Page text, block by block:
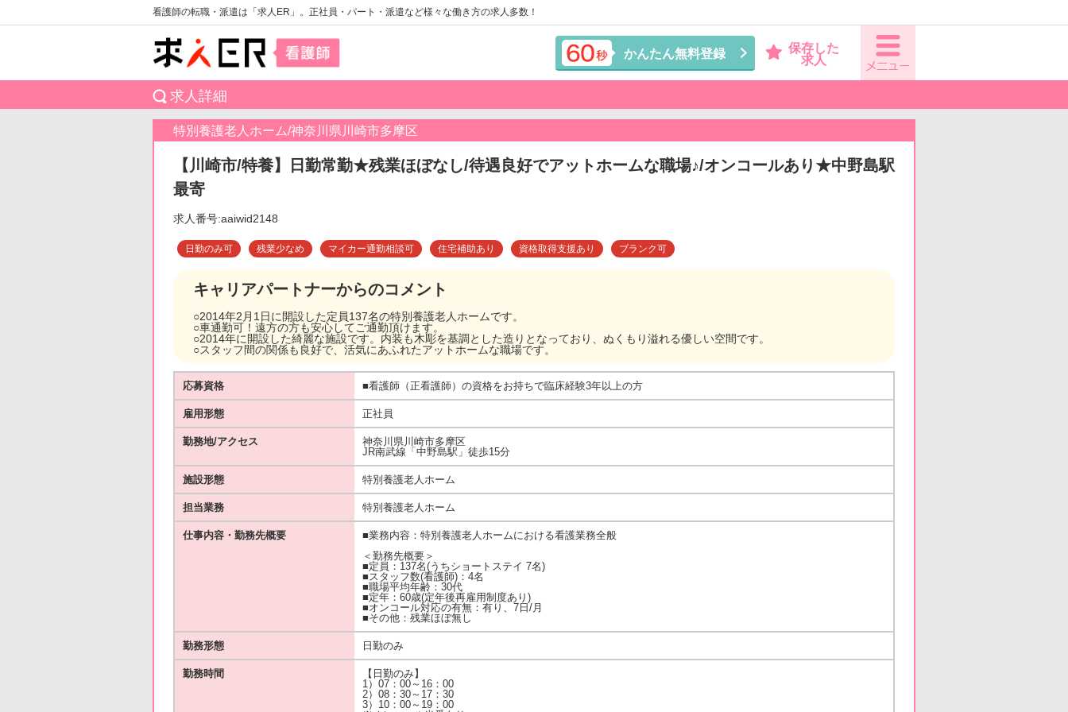
看護師の転職・派遣は「求人ER」。正社員・パート・派遣など様々な働き方の求人多数！
かんたん無料登録
保存した
求人
求人詳細
特別養護老人ホーム/神奈川県川崎市多摩区
【川崎市/特養】日勤常勤★残業ほぼなし/待遇良好でアットホームな職場♪/オンコールあり★中野島駅
最寄
求人番号:aaiwid2148
日勤のみ可 残業少なめ マイカー通勤相談可 住宅補助あり 資格取得支援あり ブランク可
キャリアパートナーからのコメント
○2014年2月1日に開設した定員137名の特別養護老人ホームです。
○車通勤可！遠方の方も安心してご通勤頂けます。
○2014年に開設した綺麗な施設です。内装も木彫を基調とした造りとなっており、ぬくもり溢れる優しい空間です。
○スタッフ間の関係も良好で、活気にあふれたアットホームな職場です。
応募資格 ■看護師（正看護師）の資格をお持ちで臨床経験3年以上の方
雇用形態 正社員
勤務地/アクセス
神奈川県川崎市多摩区
JR南武線「中野島駅」徒歩15分
施設形態 特別養護老人ホーム
担当業務 特別養護老人ホーム
仕事内容・勤務先概要
■業務内容：特別養護老人ホームにおける看護業務全般
＜勤務先概要＞
■定員：137名(うちショートステイ 7名)
■スタッフ数(看護師)：4名
■職場平均年齢：30代
■定年：60歳(定年後再雇用制度あり)
■オンコール対応の有無：有り、7日/月
■その他：残業ほぼ無し
勤務形態 日勤のみ
勤務時間
【日勤のみ】
1）07：00～16：00
2）08：30～17：30
3）10：00～19：00